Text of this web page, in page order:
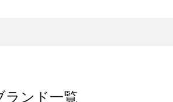
ランド一覧